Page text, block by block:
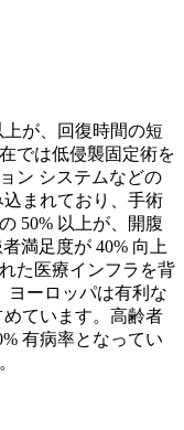
が、回復時間の短
では低侵襲固定術を
ン システムなどの
まれており、手術
50% 以上が、開腹
満足度が 40% 向上
た医療インフラを背
ヨーロッパは有利な
ています。高齢者
有病率となってい